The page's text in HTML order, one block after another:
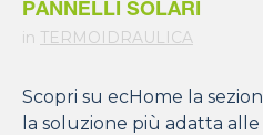
PANNELLI SOLARI
in TERMOIDRAULICA
Scopri su ecHome la
la soluzione più adatta